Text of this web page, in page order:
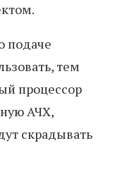
подаче
тем
процессор
АЧХ,
скрадывать